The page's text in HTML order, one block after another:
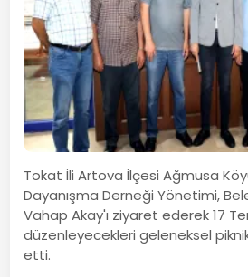
Tokat İli Artova İlçesi Ağmusa
Dayanışma Derneği Yönetimi,
Vahap Akay'ı ziyaret ederek 17
düzenleyecekleri geleneksel
etti.